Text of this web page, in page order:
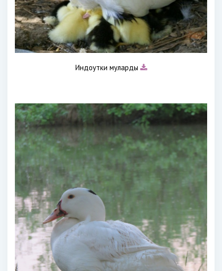
Индоутки муларды